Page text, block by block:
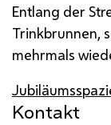
Entlang der
Trinkbrunnen,
mehrmals
Kontakt